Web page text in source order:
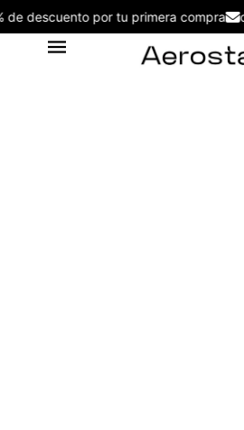
5% de descuento por tu primera compra